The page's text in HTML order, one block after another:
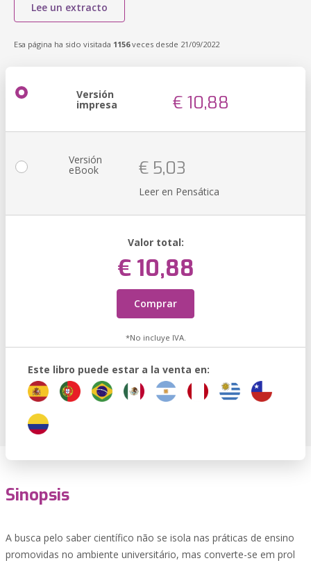
Lee un extracto
Esa página ha sido visitada 1156veces desde 21/09/2022
Versión
impresa € 10,88
Versión
eBook € 5,03
Leer en Pensática
Valor total:
€ 10,88
Comprar
*No incluye IVA.
Este libro puede estar a la venta en:
Sinopsis
A busca pelo saber científico não se isola nas práticas de ensino
promovidas no ambiente universitário, mas converte-se em prol